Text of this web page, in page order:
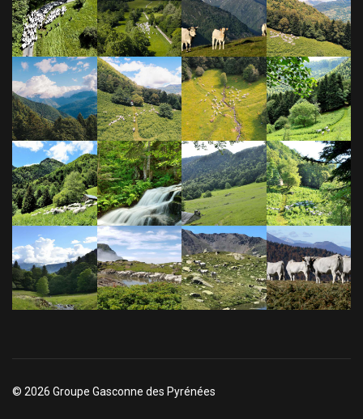
© 2026 Groupe Gasconne des Pyrénées